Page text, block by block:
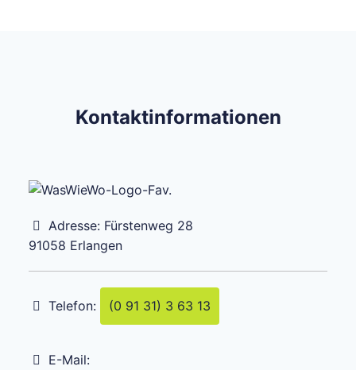
Kontaktinformationen
Adresse: Fürstenweg 28
91058 Erlangen
Telefon: (0 91 31) 3 63 13
E-Mail: